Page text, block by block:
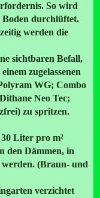
So wird
Boden durchlüftet.
werden die
sichtbaren Befall,
zugelassenen
WG; Combo
Neo Tec;
zu spritzen.
Liter pro m²
den Dämmen, in
(Braun- und
verzichtet